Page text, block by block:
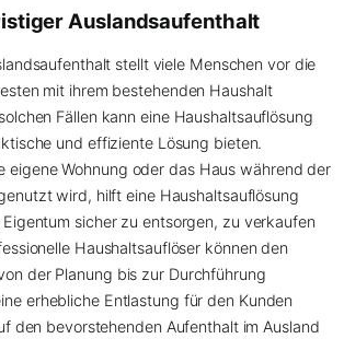
Auslandsaufenthalt
stellt viele Menschen vor die
mit ihrem bestehenden Haushalt
Fällen kann eine Haushaltsauflösung
und effiziente Lösung bieten.
eigene Wohnung oder das Haus während der
wird, hilft eine Haushaltsauflösung
sicher zu entsorgen, zu verkaufen
Haushaltsauflöser können den
der Planung bis zur Durchführung
erhebliche Entlastung für den Kunden
den bevorstehenden Aufenthalt im Ausland